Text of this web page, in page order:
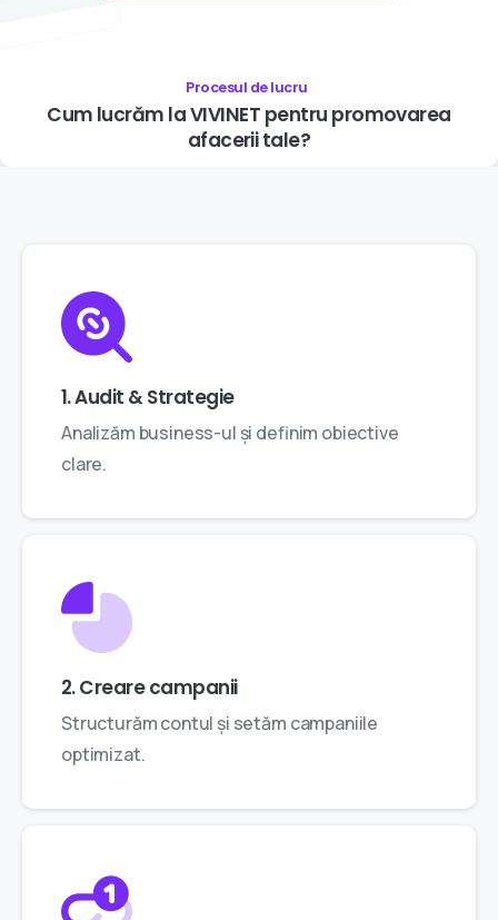
Procesul de lucru
Cum lucrăm laVIVINET pentru promovarea
afaceriitale?
1. Audit & Strategie
Analizăm business-ul și definim obiective
clare.
2. Creare campanii
Structurăm contul și setăm campaniile
optimizat.